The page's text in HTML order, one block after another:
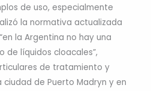
de uso, especialmente
la normativa actualizada
la Argentina no hay una
de líquidos cloacales”,
de tratamiento y
de Puerto Madryn y en